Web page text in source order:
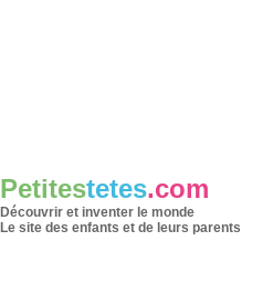
Petitestetes.com
Découvrir et inventer le monde
Le site des enfants et de leurs parents